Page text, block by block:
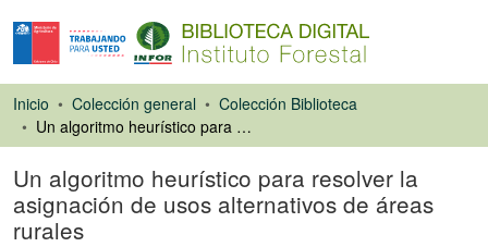
Inicio Colección general
Colección Biblioteca
Un algoritmo heurístico para resolver la asignación de usos alternativos de áreas rurales
Un algoritmo heurístico para resolver la
asignación de usos alternativos de áreas
rurales